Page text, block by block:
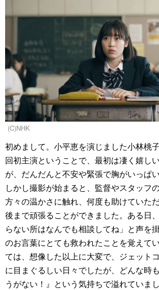
(C)NHK
初めまして。小平恵を演じました小林桃
回初主演ということで、最初は凄く嬉し
が、だんだんと不安や緊張で胸がいっぱ
しかし撮影が始まると、監督やスタッフ
方々の温かさに触れ、何度も助けていた
後まで頑張ることができました。ある日
らない所はなんでも相談してね」と声を
のお言葉にとても救われたことを覚えて
ては、想像した以上に大変で、ジェット
に目まぐるしい日々でしたが、どんな時
うがない！』という気持ちで溢れていま